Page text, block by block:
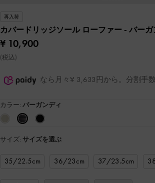
再入荷
カバードリッジソール ローファー - バーガ
¥ 10,900
(税込)
なら月々¥ 3,633円から。分割手
カラー: バーガンディ
サイズ: サイズを選ぶ
35/22.5cm 36/23cm 37/23.5cm